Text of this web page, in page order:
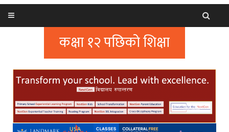
कक्षा १२ पछिको शिक्षा